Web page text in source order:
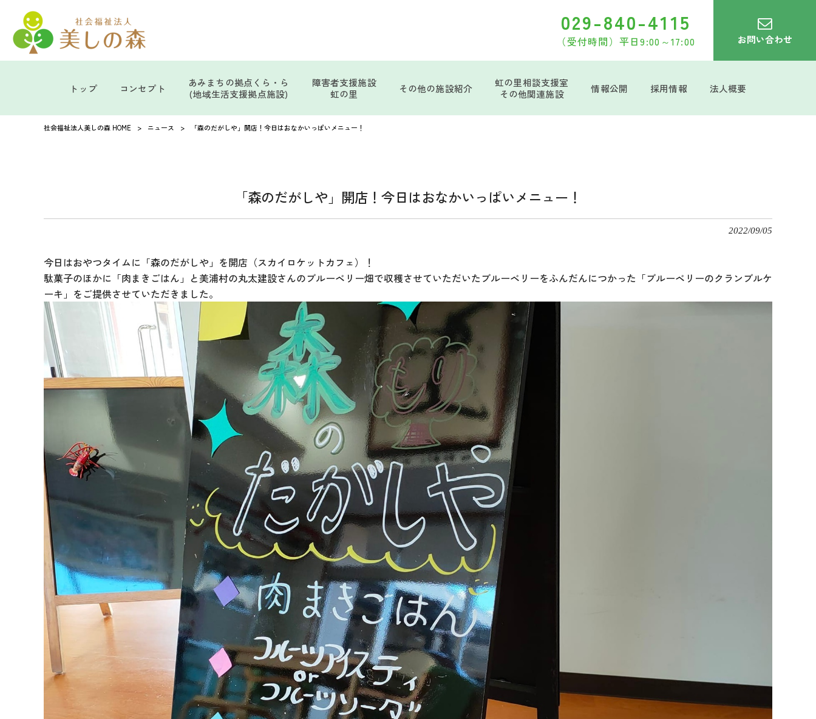
029-840-4115
（受付時間）平日9:00～17:00 お問い合わせ
トップ コンセプト
あみまちの拠点くら・ら
(地域生活支援拠点施設)
障害者支援施設
虹の里
その他の施設紹介
虹の里相談支援室
その他関連施設
情報公開 採用情報 法人概要
社会福祉法人美しの森 HOME > ニュース > 「森のだがしや」開店！今日はおなかいっぱいメニュー！
「森のだがしや」開店！今日はおなかいっぱいメニュー！
2022/09/05
今日はおやつタイムに「森のだがしや」を開店（スカイロケットカフェ）！
駄菓子のほかに「肉まきごはん」と美浦村の丸太建設さんのブルーベリー畑で収穫させていただいたブルーベリーをふんだんにつかった「ブルーベリーのクランブルケ
ーキ」をご提供させていただきました。